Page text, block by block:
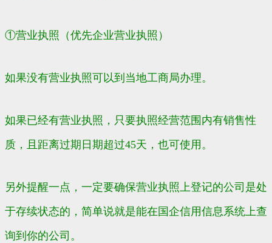
①营业执照（优先企业营业执照）
如果没有营业执照可以到当地工商局办理。
如果已经有营业执照，只要执照经营范围内有销售性
质，且距离过期日期超过45天，也可使用。
另外提醒一点，一定要确保营业执照上登记的公司是处
于存续状态的，简单说就是能在国企信用信息系统上查
询到你的公司。